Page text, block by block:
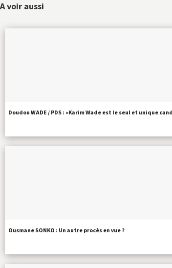
A voir aussi
Doudou WADE / PDS : «Karim Wade est le seul et unique
Ousmane SONKO : Un autre procès en vue ?